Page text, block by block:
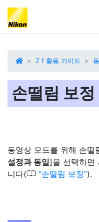
Z f 활용 가이드
손떨림 보정
동영상 모드를 위해 손
설정과 동일]을 선택하면
니다(0 손떨림 보정 ).